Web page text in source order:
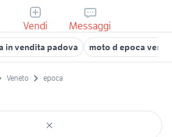
Vendi Messaggi
in vendita padova moto d epoca
Veneto epoca